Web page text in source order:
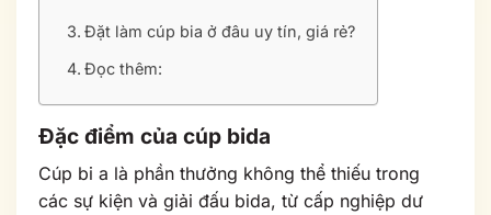
Đặt làm cúp bia ở đâu uy tín, giá rẻ?
Đọc thêm:
Đặc điểm của cúp bida
Cúp bi a là phần thưởng không thể thiếu trong
các sự kiện và giải đấu bida, từ cấp nghiệp dư